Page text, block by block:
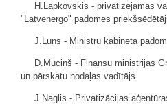
H.Lapkovskis - privatizējamās
"Latvenergo" padomes
J.Luns - Ministru kabineta
D.Muciņš - Finansu ministrijas
un pārskatu nodaļas vadītājs
J.Naglis - Privatizācijas